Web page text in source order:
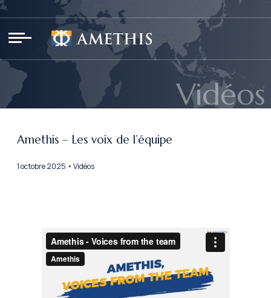
Vidéos
Amethis – Les voix de l’équipe
1 octobre 2025 • Vidéos
Panneau de gestion des cookies